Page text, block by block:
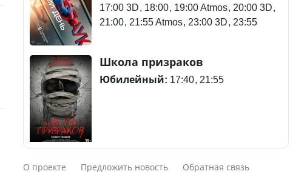
Курултай – 2026: в списки
избирателей по стране
внесены 12 605 788
человек
сентябре ожидается
потерпел крушение в
Южной Корее, погибли
120 человек
Актау: Путин принес
17:00 3D 18:00 19:00 Atmos 20:00 3D
21:00 21:55 Atmos 23:00 3D 23:55
Школа призраков
Юбилейный: 17:40 21:55
Смешарики сквозь вселенные
О проекте Предложить новость
Обратная связь